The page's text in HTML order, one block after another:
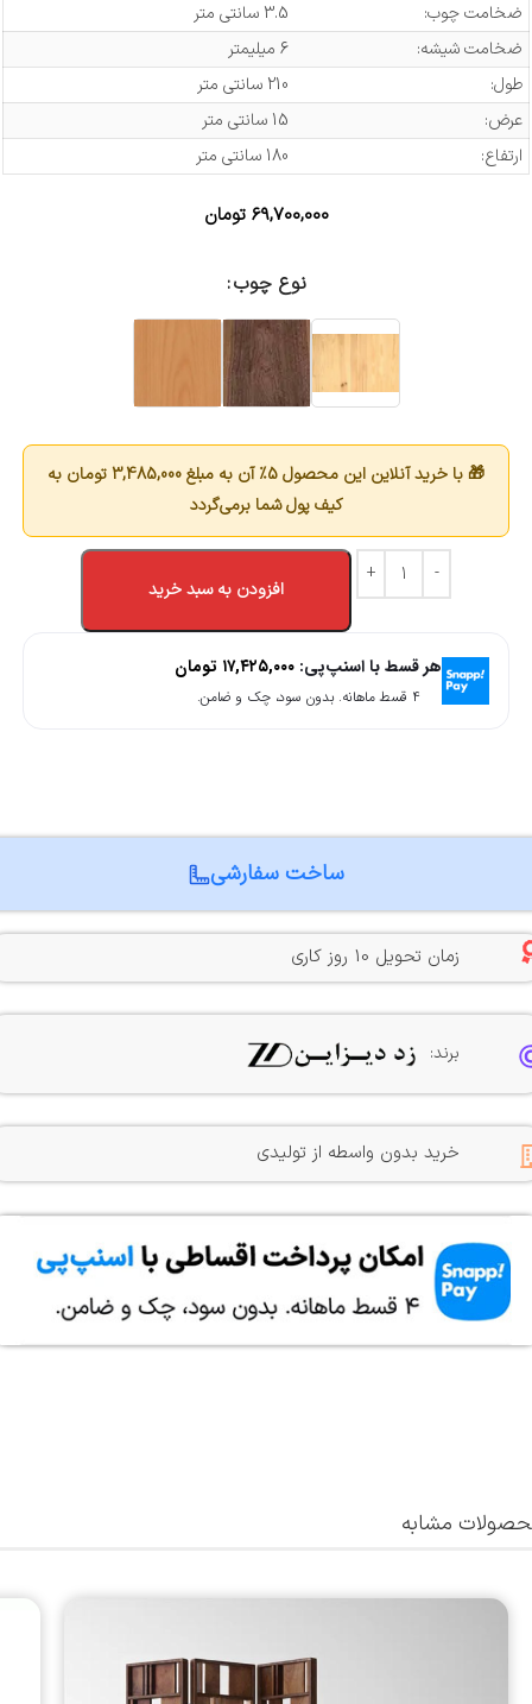
ضخامت چوب:
3.5 سانتی متر
ضخامت شیشه:
6 میلیمتر
طول:
210 سانتی متر
عرض:
15 سانتی متر
ارتفاع:
180 سانتی متر
۶۹,۷۰۰,۰۰۰ تومان
نوع چوب
🎁 با خرید آنلاین این محصول 5٪ آن به مبلغ 3,485,000تومان به
کیف پول شما برمی‌گردد
افزودن به سبد خرید
هر قسط با اسنپ‌پی: ۱۷,۴۲۵,۰۰۰ تومان
۴ قسط ماهانه. بدون سود، چک و ضامن.
ساخت سفارشی
زمان تحویل 10 روز کاری
برند:
خرید بدون واسطه از تولیدی
مشابه